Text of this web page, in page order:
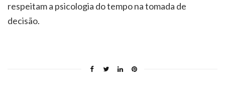
respeitam a psicologia do tempo na tomada de
decisão.